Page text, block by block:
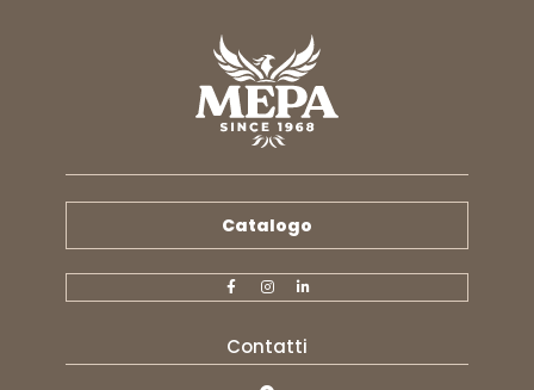
Catalogo
Contatti